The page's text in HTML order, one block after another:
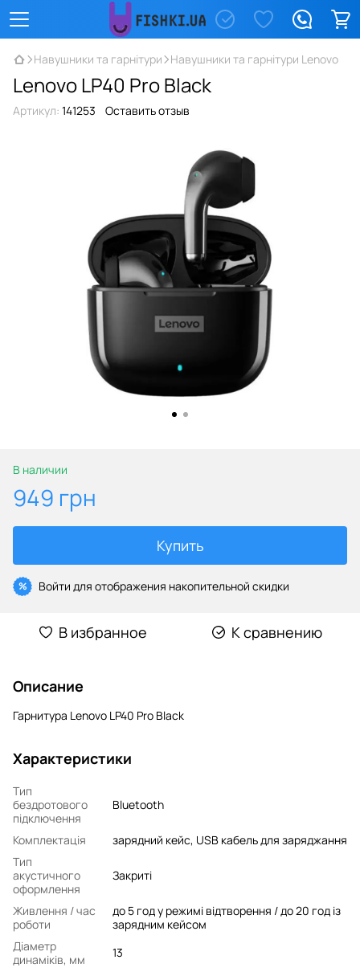
Навушники та гарнітури Навушники та гарнітури Lenovo
Lenovo LP40 Pro Black
Артикул: 141253 Оставить отзыв
В наличии
949 грн
Купить
% Войти для отображения накопительной скидки
В избранное К сравнению
Описание
Гарнитура Lenovo LP40 Pro Black
Характеристики
Тип
бездротового
підключення
Bluetooth
Комплектація
зарядний кейс, USB кабель для заряджання
Тип
акустичного
оформлення
Закриті
Живлення / час
роботи
до 5 год у режимі відтворення / до 20 год із
зарядним кейсом
Діаметр
динаміків, мм
13